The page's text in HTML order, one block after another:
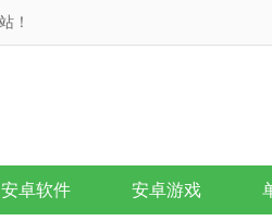
！
安卓软件 安卓游戏